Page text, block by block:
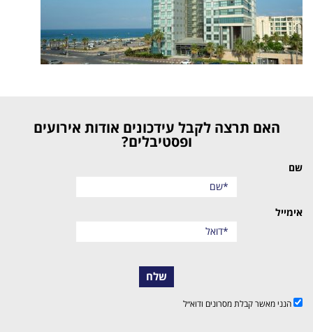
האם תרצה לקבל עידכונים אודות אירועים
ופסטיבלים?
שם
אימייל
שלח
הנני מאשר קבלת מסרונים ודוא״ל